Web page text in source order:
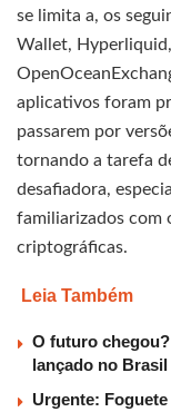
se limita a, os
Wallet,
aplicativos foram
passarem por
tornando a tarefa
desafiadora,
familiarizados com
criptográficas.
Leia Também
O futuro
lançado no
Urgente: